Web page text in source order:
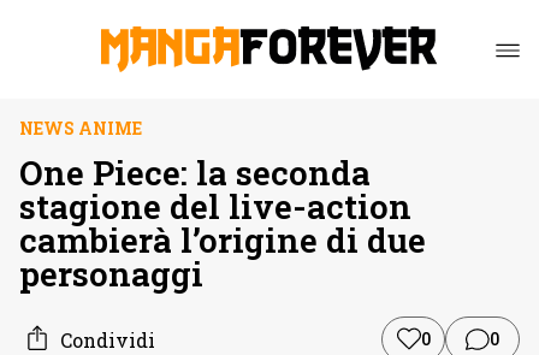
NEWS ANIME
One Piece: la seconda
stagione del live-action
cambierà l’origine di due
personaggi
Condividi 0 0